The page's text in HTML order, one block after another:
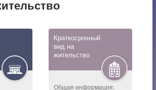
Краткосрочный
вид на
жительство
Общая информация: